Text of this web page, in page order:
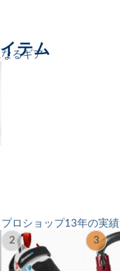
るギア
テム
ロショップ13年の実績
2 3